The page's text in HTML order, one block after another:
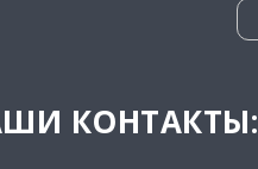
КОНТАКТЫ: